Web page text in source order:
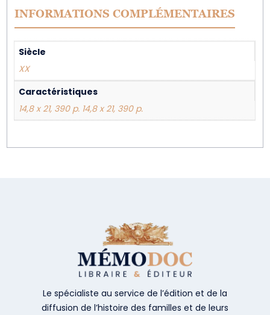
INFORMATIONS COMPLÉMENTAIRES
Siècle
XX
Caractéristiques
14,8 x 21, 390 p. 14,8 x 21, 390 p.
Le spécialiste au service de l’édition et de la
diffusion de l’histoire des familles et de leurs